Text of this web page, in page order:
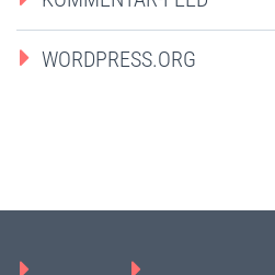
WORDPRESS.ORG